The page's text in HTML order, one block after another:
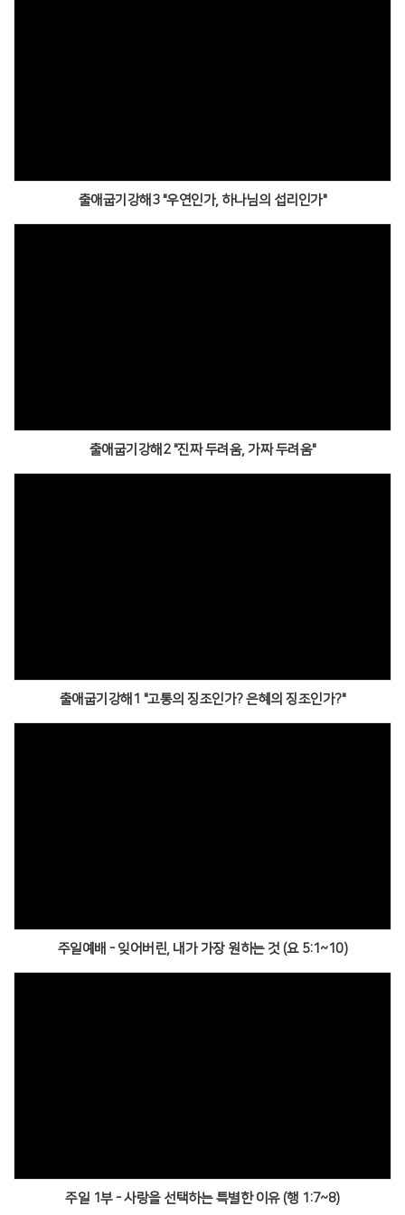
출애굽기강해3 "우연인가, 하나님의 섭리인가"
출애굽기강해2 "진짜 두려움, 가짜 두려움"
출애굽기강해1 "고통의 징조인가? 은혜의 징조인가?"
주일예배 - 잊어버린, 내가 가장 원하는 것 (요 5:1~10)
주일 1부 - 사랑을 선택하는 특별한 이유 (행 1:7~8)